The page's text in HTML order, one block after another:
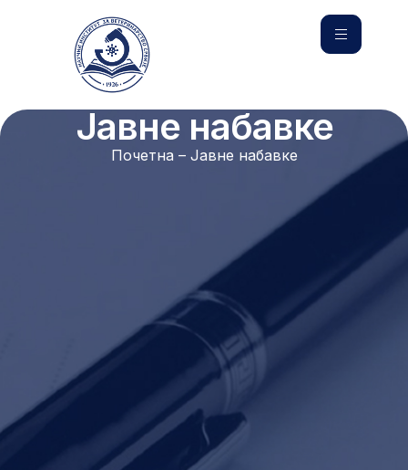
Јавне набавке
Почетна – Јавне набавке